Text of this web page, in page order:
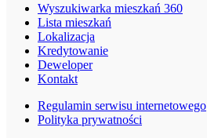
Wyszukiwarka mieszkań 360
Lista mieszkań
Lokalizacja
Kredytowanie
Deweloper
Kontakt
Regulamin serwisu internetowego
Polityka prywatności